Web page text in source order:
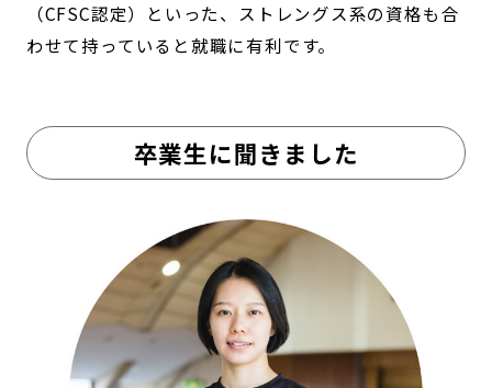
（CFSC認定）といった、ストレングス系の資格も合
わせて持っていると就職に有利です。
卒業生に聞きました